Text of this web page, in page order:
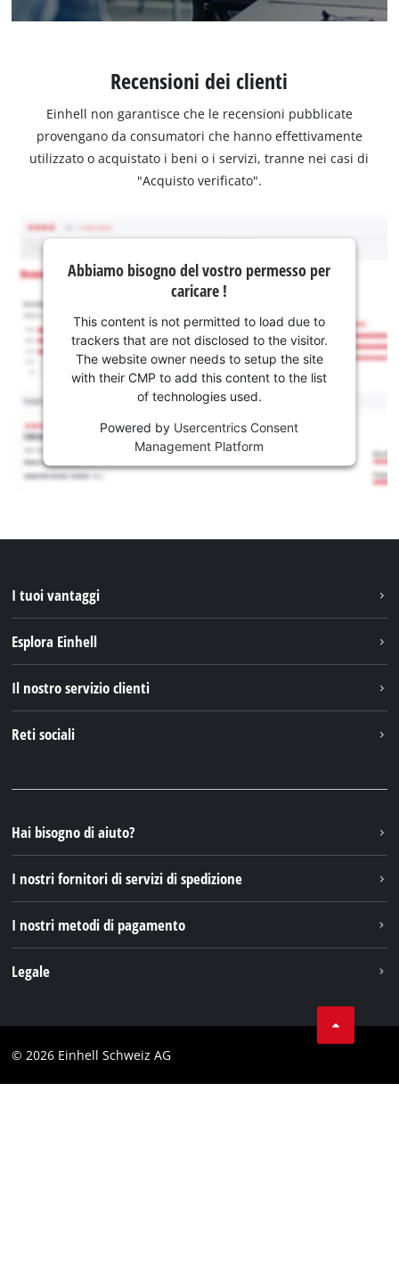
Recensioni dei clienti
Einhell non garantisce che le recensioni pubblicate
provengano da consumatori che hanno effettivamente
utilizzato o acquistato i beni o i servizi, tranne nei casi di
"Acquisto verificato".
Abbiamo bisogno del vostro permesso per
caricare !
This content is not permitted to load due to
trackers that are not disclosed to the visitor.
The website owner needs to setup the site
with their CMP to add this content to the list
of technologies used.
Powered by Usercentrics Consent
Management Platform
I tuoi vantaggi
Esplora Einhell
Einhell Germany AG
Il nostro servizio clienti
Reti sociali
Instagram
TikTok
Pinterest
Hai bisogno di aiuto?
I nostri fornitori di servizi di spedizione
I nostri metodi di pagamento
Legale
Testata
© 2026 Einhell Schweiz AG